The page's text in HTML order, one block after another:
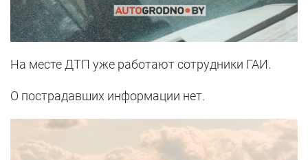
На месте ДТП уже работают сотрудники ГАИ.
О пострадавших информации нет.